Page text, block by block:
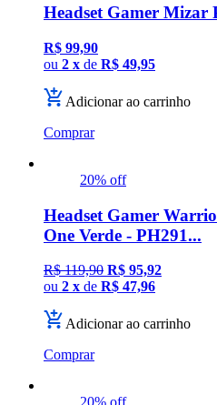
Headset Gamer
R$ 99,90
ou 2 x de R$ 49,95
Adicionar ao carrinho
Comprar
20% off
Headset Gamer
One Verde - PH291...
R$ 119,90 R$ 95,92
ou 2 x de R$ 47,96
Adicionar ao carrinho
Comprar